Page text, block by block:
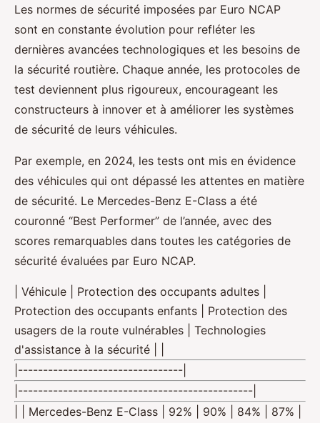
Les normes de sécurité imposées par Euro NCAP
sont en constante évolution pour refléter les
dernières avancées technologiques et les besoins de
la sécurité routière. Chaque année, les protocoles de
test deviennent plus rigoureux, encourageant les
constructeurs à innover et à améliorer les systèmes
de sécurité de leurs véhicules.
Par exemple, en 2024, les tests ont mis en évidence
des véhicules qui ont dépassé les attentes en matière
de sécurité. Le Mercedes-Benz E-Class a été
couronné “Best Performer” de l’année, avec des
scores remarquables dans toutes les catégories de
sécurité évaluées par Euro NCAP.
| Véhicule | Protection des occupants adultes |
Protection des occupants enfants | Protection des
usagers de la route vulnérables | Technologies
d'assistance à la sécurité | |
|---------------------------------|
|-----------------------------------------------|
| | Mercedes-Benz E-Class | 92% | 90% | 84% | 87% |